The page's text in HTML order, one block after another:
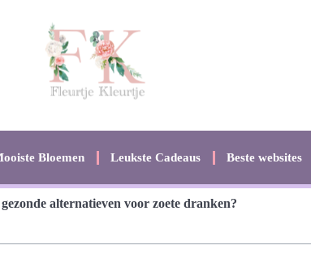
Bloemen Leukste Cadeaus Beste websites
alternatieven voor zoete dranken?